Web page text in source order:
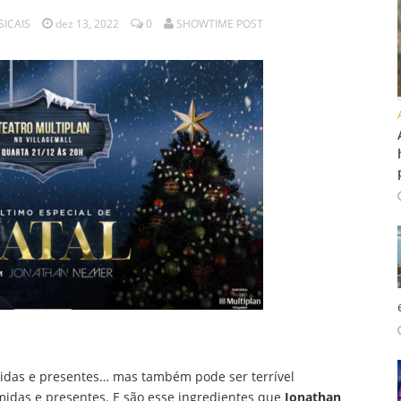
dez 13, 2022 0 SHOWTIME POST
e presentes… mas também pode ser terrível
e presentes. E são esse ingredientes que Jonathan